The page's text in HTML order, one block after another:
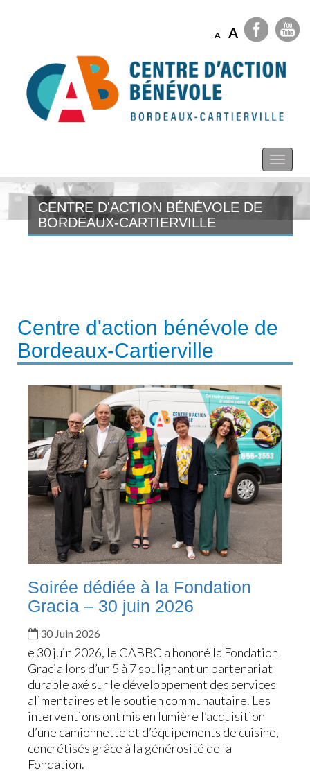
A A
CENTRE D'ACTION BÉNÉVOLE DE
BORDEAUX-CARTIERVILLE
Centre d'action bénévole de
Bordeaux-Cartierville
Soirée dédiée à la Fondation
Gracia – 30 juin 2026
30 Juin 2026
e 30 juin 2026, le CABBC a honoré la Fondation
Gracia lors d’un 5 à 7 soulignant un partenariat
durable axé sur le développement des services
alimentaires et le soutien communautaire. Les
interventions ont mis en lumière l’acquisition
d’une camionnette et d’équipements de cuisine,
concrétisés grâce à la générosité de la
Fondation.